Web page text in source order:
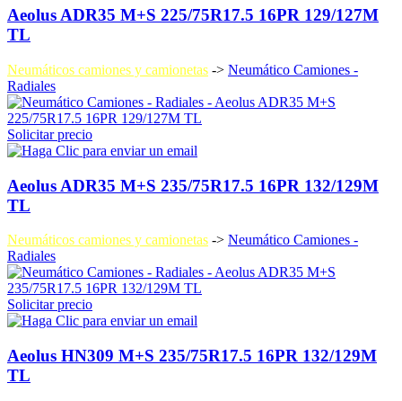
Aeolus ADR35 M+S 225/75R17.5 16PR 129/127M
TL
Neumáticos camiones y camionetas -> Neumático Camiones -
Radiales
Solicitar precio
Aeolus ADR35 M+S 235/75R17.5 16PR 132/129M
TL
Neumáticos camiones y camionetas -> Neumático Camiones -
Radiales
Solicitar precio
Aeolus HN309 M+S 235/75R17.5 16PR 132/129M
TL